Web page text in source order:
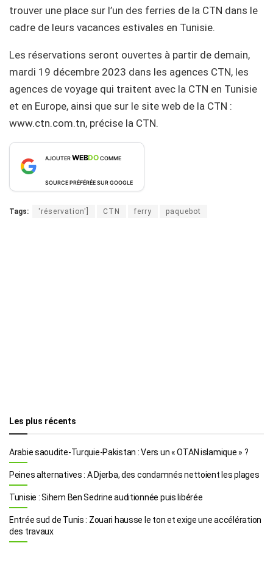
trouver une place sur l’un des ferries de la CTN dans le
cadre de leurs vacances estivales en Tunisie.
Les réservations seront ouvertes à partir de demain,
mardi 19 décembre 2023 dans les agences CTN, les
agences de voyage qui traitent avec la CTN en Tunisie
et en Europe, ainsi que sur le site web de la CTN :
www.ctn.com.tn, précise la CTN.
AJOUTERWEBDOCOMME
SOURCE PRÉFÉRÉE SUR GOOGLE
Tags: 'réservation'] CTN ferry paquebot
Les plus récents
Arabie saoudite-Turquie-Pakistan : Vers un « OTAN islamique » ?
Peines alternatives : A Djerba, des condamnés nettoient les plages
Tunisie : Sihem Ben Sedrine auditionnée puis libérée
Entrée sud de Tunis : Zouari hausse le ton et exige une accélération
des travaux